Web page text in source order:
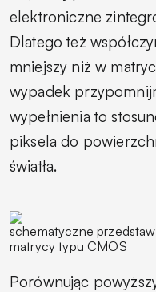
elektroniczne
Dlatego też
mniejszy niż w
wypadek
wypełnienia to
piksela do
światła.
schematyczne
matrycy typu CMOS
Porównując